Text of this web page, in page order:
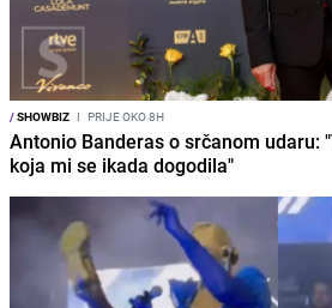
/SHOWBIZ I PRIJE OKO 8H
Antonio Banderas o srčanom udaru:
koja mi se ikada dogodila"